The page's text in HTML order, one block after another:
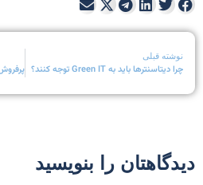
نوشته قبلی
چرا دیتاسنترها باید به Green IT توجه کنند؟
را بنویسید